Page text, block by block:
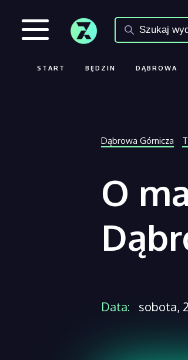
START BĘDZIN DĄBROWA
Dąbrowa Górnicza
O
Data: sobota,